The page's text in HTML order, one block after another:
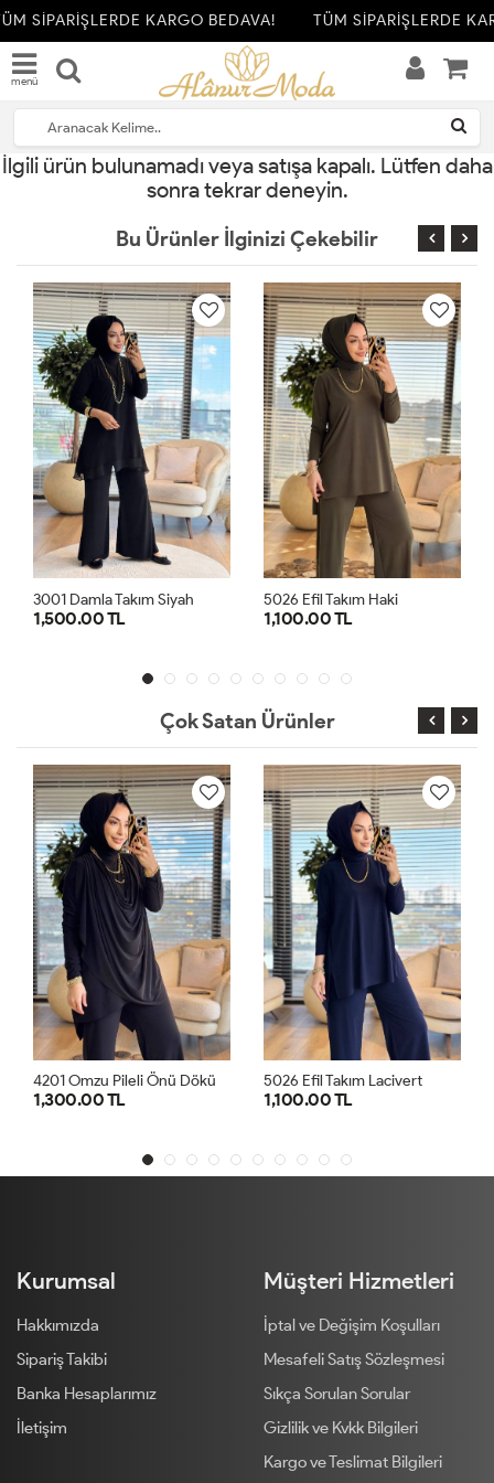
SİPARİŞLERDE KARGO BEDAVA! TÜM SİPARİŞLERDE
menü
İlgili ürün bulunamadı veya satışa kapalı. Lütfen daha
sonra tekrar deneyin.
Bu Ürünler İlginizi Çekebilir
5026 Efil Takım Haki
1,100.00 TL
3001 Damla Takım
1,500.00 TL
Çok Satan Ürünler
4
201 Omzu Pileli Önü Dökümlü Sandy Takım Siyah
TL
5026 Efil Takım Lacivert
1,100.00 TL
Kurumsal
Hakkımızda
Sipariş Takibi
Banka Hesaplarımız
İletişim
Müşteri Hizmetleri
İptal ve Değişim Koşulları
Mesafeli Satış Sözleşmesi
Sıkça Sorulan Sorular
Gizlilik ve Kvkk Bilgileri
Kargo ve Teslimat Bilgileri